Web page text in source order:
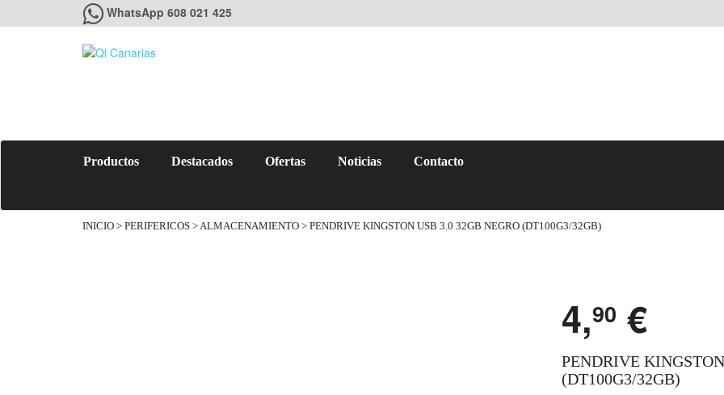
WhatsApp 608 021 425
Productos Destacados Ofertas Noticias Contacto
INICIO > PERIFERICOS >ALMACENAMIENTO > PENDRIVE KINGSTON USB 3.0 32GB NEGRO (DT100G3/32GB)
4,90 €
PENDRIVE
(DT100G3/32GB)